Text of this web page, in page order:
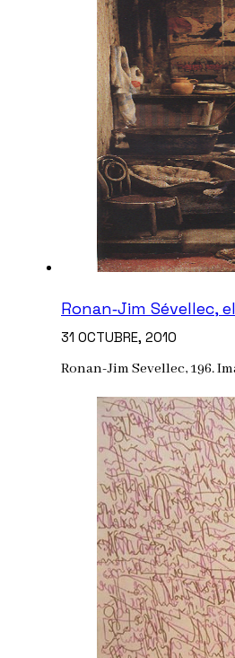
Ronan‐Jim Sévellec,
31 OCTUBRE, 2010
Ronan-Jim Sevellec, 196.